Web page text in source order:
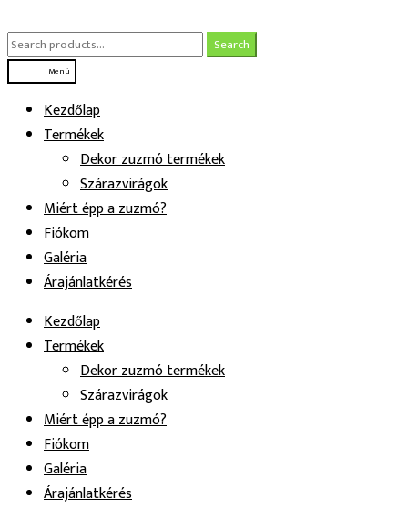
a
navigációhoz
a
tartalomba
Search
for:
Search
Menü
Kezdőlap
Termékek
Dekor zuzmó termékek
Szárazvirágok
Miért épp a zuzmó?
Fiókom
Galéria
Árajánlatkérés
Kezdőlap
Termékek
Dekor zuzmó termékek
Szárazvirágok
Miért épp a zuzmó?
Fiókom
Galéria
Árajánlatkérés